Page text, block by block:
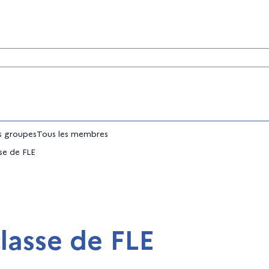
groupesTous les membres
de FLE
de FLE